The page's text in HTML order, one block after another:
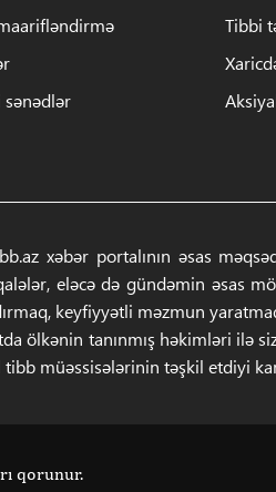
Tibbi
sənədlər
xəbər portalının əsas
eləcə də gündəmin əsas
keyfiyyətli məzmun
ölkənin tanınmış həkimləri ilə
tibb müəssisələrinin təşkil etdiyi
qorunur.